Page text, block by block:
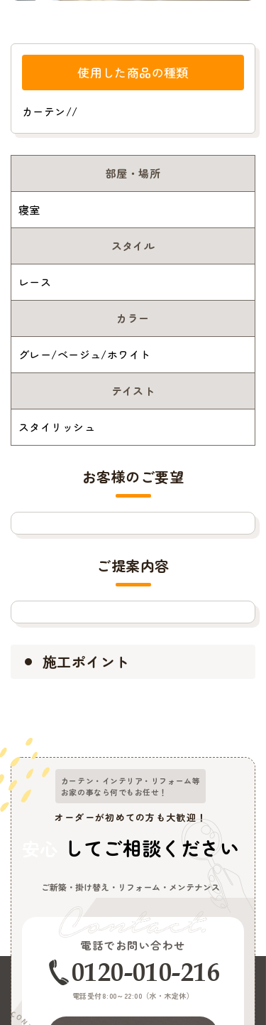
使用した商品の種類
カーテン//
部屋・場所
寝室
スタイル
レース
カラー
グレー/ベージュ/ホワイト
テイスト
スタイリッシュ
お客様のご要望
ご提案内容
施工ポイント
カーテン・インテリア・リフォーム等
お家の事なら何でもお任せ！
オーダーが初めての方も大歓迎！
してご相談ください
ご新築・掛け替え・リフォーム・メンテナンス
電話でお問い合わせ
0120-010-216
電話受付8:00～22:00（水・木定休）